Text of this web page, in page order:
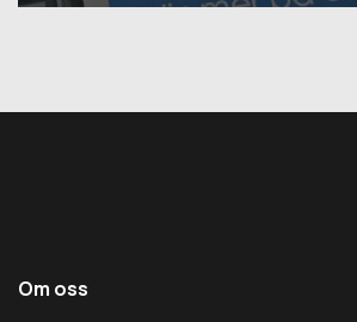
Om oss